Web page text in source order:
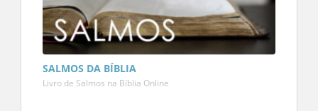
SALMOS DA BÍBLIA
Livro de Salmos na Bíblia Online